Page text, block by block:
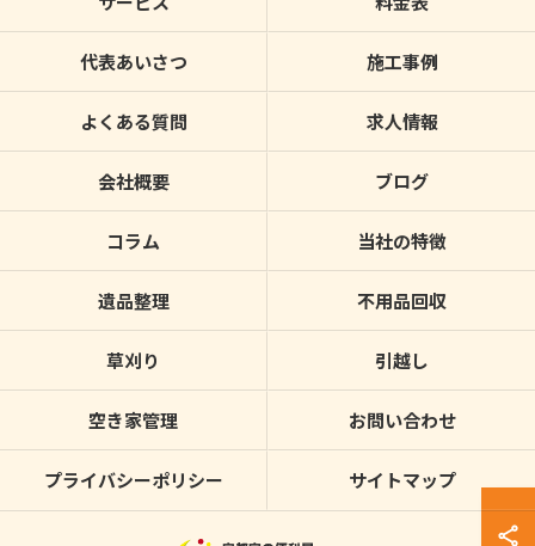
代表あいさつ 施工事例
よくある質問 求人情報
会社概要 ブログ
コラム 当社の特徴
遺品整理 不用品回収
草刈り 引越し
空き家管理 お問い合わせ
プライバシーポリシー サイトマップ